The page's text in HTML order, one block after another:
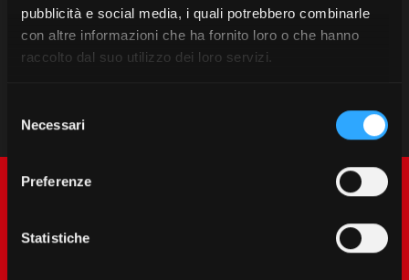
pubblicità e social media, i quali potrebbero combinarle
con altre informazioni che ha fornito loro o che hanno
raccolto dal suo utilizzo dei loro servizi.
delNecessari
Preferenze
Statistiche
Encuentre su Concesionario